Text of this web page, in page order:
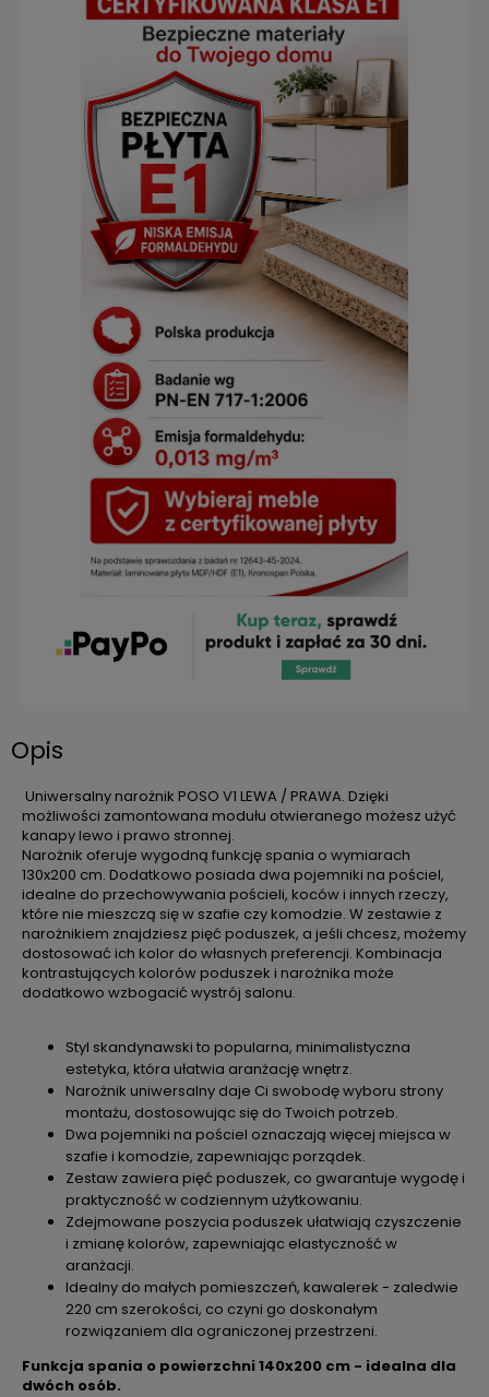
Opis
Uniwersalny narożnik POSO V1 LEWA / PRAWA. Dzięki
możliwości zamontowana modułu otwieranego możesz użyć
kanapy lewo i prawo stronnej.
Narożnik oferuje wygodną funkcję spania o wymiarach
130x200 cm. Dodatkowo posiada dwa pojemniki na pościel,
idealne do przechowywania pościeli, koców i innych rzeczy,
które nie mieszczą się w szafie czy komodzie. W zestawie z
narożnikiem znajdziesz pięć poduszek, a jeśli chcesz, możemy
dostosować ich kolor do własnych preferencji. Kombinacja
kontrastujących kolorów poduszek i narożnika może
dodatkowo wzbogacić wystrój salonu.
Styl skandynawski to popularna, minimalistyczna
estetyka, która ułatwia aranżację wnętrz.
Narożnik uniwersalny daje Ci swobodę wyboru strony
montażu, dostosowując się do Twoich potrzeb.
Dwa pojemniki na pościel oznaczają więcej miejsca w
szafie i komodzie, zapewniając porządek.
Zestaw zawiera pięć poduszek, co gwarantuje wygodę i
praktyczność w codziennym użytkowaniu.
Zdejmowane poszycia poduszek ułatwiają czyszczenie
i zmianę kolorów, zapewniając elastyczność w
aranżacji.
Idealny do małych pomieszczeń, kawalerek - zaledwie
220 cm szerokości, co czyni go doskonałym
rozwiązaniem dla ograniczonej przestrzeni.
Funkcja spania o powierzchni 140x200 cm - idealna dla
dwóch osób.